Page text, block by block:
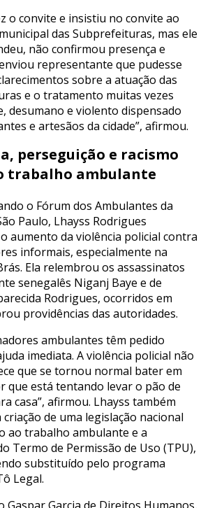
o convite e insistiu no convite ao
das Subprefeituras, mas ele
não confirmou presença e
representante que pudesse
sobre a atuação das
e o tratamento muitas vezes
desumano e violento dispensado
e artesãos da cidade”, afirmou.
perseguição e racismo
trabalho ambulante
o Fórum dos Ambulantes da
Paulo, Lhayss Rodrigues
aumento da violência policial contra
informais, especialmente na
Ela relembrou os assassinatos
senegalês Niganj Baye e de
Rodrigues, ocorridos em
providências das autoridades.
ambulantes têm pedido
imediata. A violência policial não
que se tornou normal bater em
que está tentando levar o pão de
casa”, afirmou. Lhayss também
de uma legislação nacional
ao trabalho ambulante e a
Termo de Permissão de Uso (TPU),
substituído pelo programa
Legal.